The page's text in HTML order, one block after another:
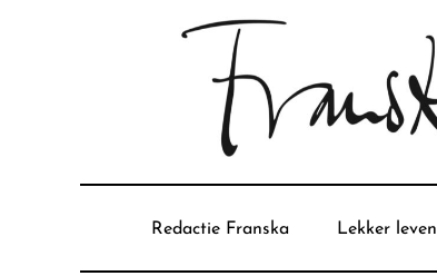
Redactie Franska Lekker leven